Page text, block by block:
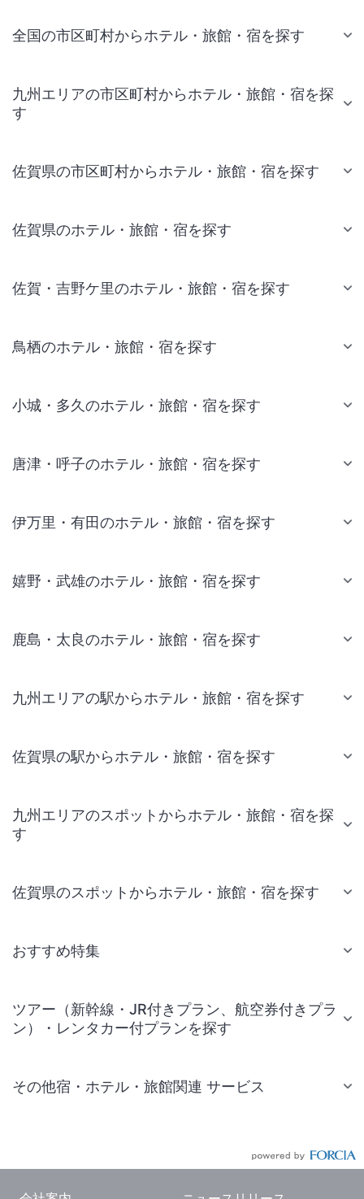
全国の市区町村からホテル・旅館・宿を探す
九州エリアの市区町村からホテル・旅館・宿を探
す
佐賀県の市区町村からホテル・旅館・宿を探す
佐賀県のホテル・旅館・宿を探す
佐賀・吉野ケ里のホテル・旅館・宿を探す
鳥栖のホテル・旅館・宿を探す
小城・多久のホテル・旅館・宿を探す
唐津・呼子のホテル・旅館・宿を探す
伊万里・有田のホテル・旅館・宿を探す
嬉野・武雄のホテル・旅館・宿を探す
鹿島・太良のホテル・旅館・宿を探す
九州エリアの駅からホテル・旅館・宿を探す
佐賀県の駅からホテル・旅館・宿を探す
九州エリアのスポットからホテル・旅館・宿を探
す
佐賀県のスポットからホテル・旅館・宿を探す
おすすめ特集
ツアー（新幹線・JR付きプラン、航空券付きプラ
ン）・レンタカー付プランを探す
その他宿・ホテル・旅館関連 サービス